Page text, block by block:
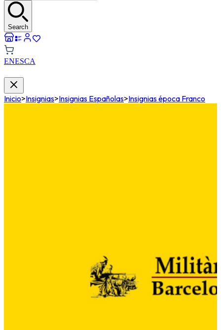
Search
ENESCA
Inicio>Insignias>Insignias Españolas>Insignias época Franco